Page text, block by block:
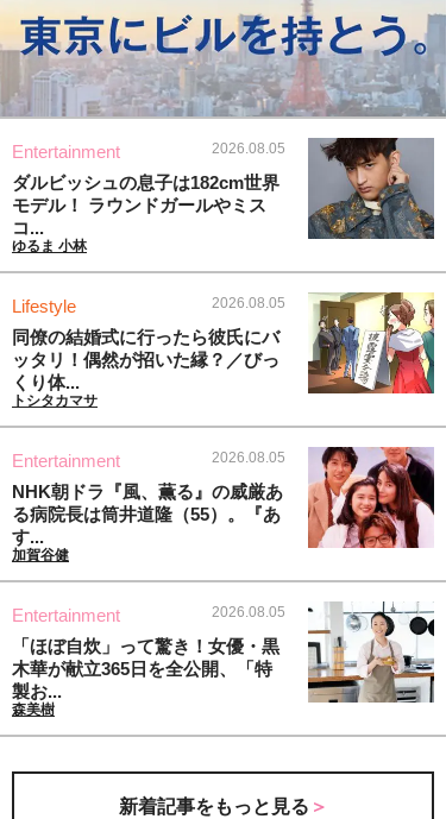
Entertainment 2026.08.05
ダルビッシュの息子は182cm世界
モデル！ ラウンドガールやミス
コ...
ゆるま 小林
Lifestyle 2026.08.05
同僚の結婚式に行ったら彼氏にバ
ッタリ！偶然が招いた縁？／びっ
くり体...
トシタカマサ
Entertainment 2026.08.05
NHK朝ドラ『風、薫る』の威厳あ
る病院長は筒井道隆（55）。『あ
す...
加賀谷健
Entertainment 2026.08.05
「ほぼ自炊」って驚き！女優・黒
木華が献立365日を全公開、「特
製お...
森美樹
新着記事をもっと見る